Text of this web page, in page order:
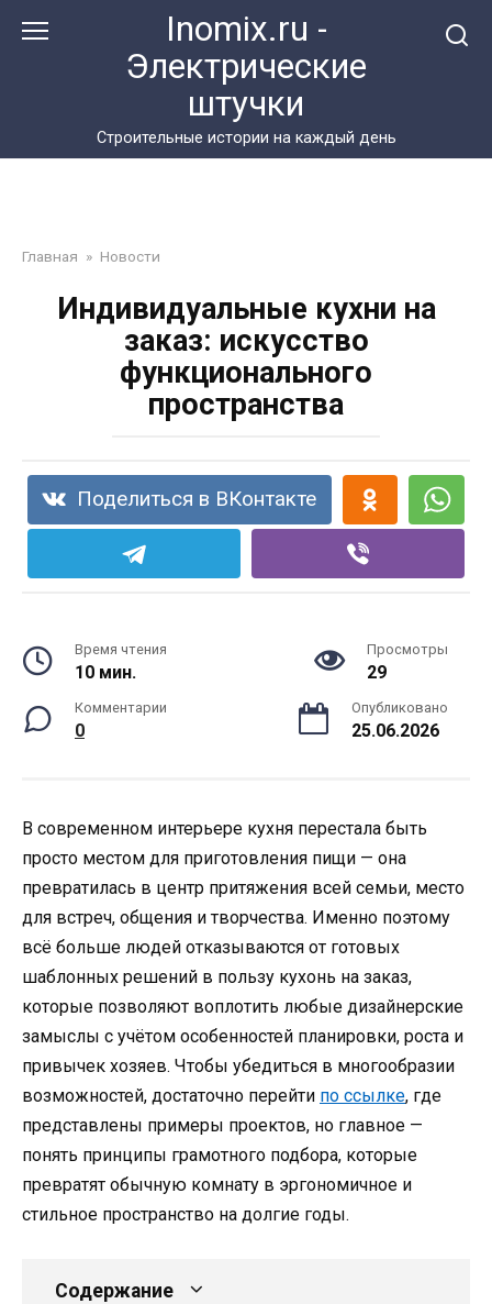
Inomix.ru -
Электрические
штучки
Cтроительные истории на каждый день
Главная » Новости
Индивидуальные кухни на
заказ: искусство
функционального
пространства
Поделиться в ВКонтакте
Время чтения
10 мин.
Просмотры
29
Комментарии
0
Опубликовано
25.06.2026
В современном интерьере кухня перестала быть
просто местом для приготовления пищи — она
превратилась в центр притяжения всей семьи, место
для встреч, общения и творчества. Именно поэтому
всё больше людей отказываются от готовых
шаблонных решений в пользу кухонь на заказ,
которые позволяют воплотить любые дизайнерские
замыслы с учётом особенностей планировки, роста и
привычек хозяев. Чтобы убедиться в многообразии
возможностей, достаточно перейти по ссылке, где
представлены примеры проектов, но главное —
понять принципы грамотного подбора, которые
превратят обычную комнату в эргономичное и
стильное пространство на долгие годы.
Содержание